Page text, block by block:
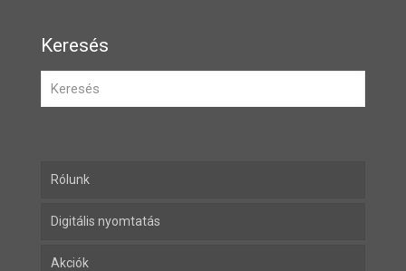
Keresés
Rólunk
Digitális nyomtatás
Akciók